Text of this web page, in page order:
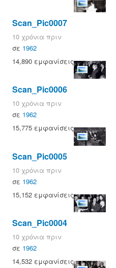
Scan_Pic0007
10 χρόνια πριν
σε 1962
14,890 εμφανίσεις
Scan_Pic0006
10 χρόνια πριν
σε 1962
15,775 εμφανίσεις
Scan_Pic0005
10 χρόνια πριν
σε 1962
15,152 εμφανίσεις
Scan_Pic0004
10 χρόνια πριν
σε 1962
14,532 εμφανίσεις